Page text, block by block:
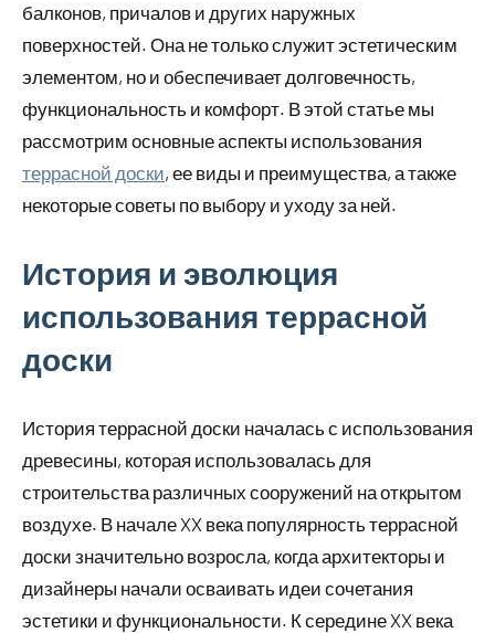
балконов, причалов и других наружных
поверхностей. Она не только служит эстетическим
элементом, но и обеспечивает долговечность,
функциональность и комфорт. В этой статье мы
рассмотрим основные аспекты использования
террасной доски, ее виды и преимущества, а также
некоторые советы по выбору и уходу за ней.
История и эволюция
использования террасной
доски
История террасной доски началась с использования
древесины, которая использовалась для
строительства различных сооружений на открытом
воздухе. В начале XX века популярность террасной
доски значительно возросла, когда архитекторы и
дизайнеры начали осваивать идеи сочетания
эстетики и функциональности. К середине XX века